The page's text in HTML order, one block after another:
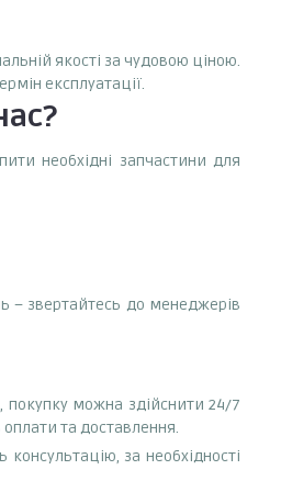
якості за чудовою ціною.
експлуатації.
необхідні запчастини для
– звертайтесь до менеджерів
покупку можна здійснити 24/7
та доставлення.
за необхідності